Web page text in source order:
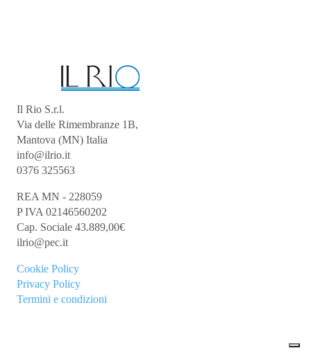
Il Rio S.r.l.
Via delle Rimembranze 1B,
Mantova (MN) Italia
info@ilrio.it
0376 325563
REA MN - 228059
P IVA 02146560202
Cap. Sociale 43.889,00€
ilrio@pec.it
Cookie Policy
Privacy Policy
Termini e condizioni